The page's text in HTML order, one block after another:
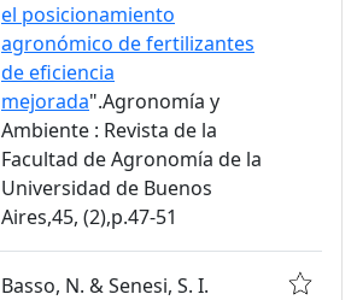
el posicionamiento
agronómico de fertilizantes
de eficiencia
mejorada".Agronomía y
Ambiente : Revista de la
Facultad de Agronomía de la
Universidad de Buenos
Aires,45, (2),p.47-51
Basso, N. & Senesi, S. I.